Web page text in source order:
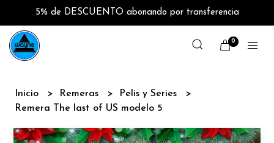
5% de DESCUENTO abonando por transferencia
0
Inicio Remeras
Pelis y Series
Remera The last of US modelo 5